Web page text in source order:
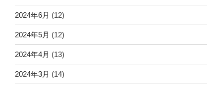
2024年6月 (12)
2024年5月 (12)
2024年4月 (13)
2024年3月 (14)